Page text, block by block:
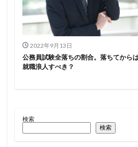
2022年9月13日
公務員試験全落ちの割合。落ちてから
就職浪人すべき？
検索
検索